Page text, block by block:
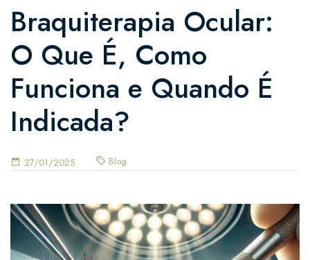
Braquiterapia Ocular:
O Que É, Como
Funciona e Quando É
Indicada?
27/01/2025 Blog